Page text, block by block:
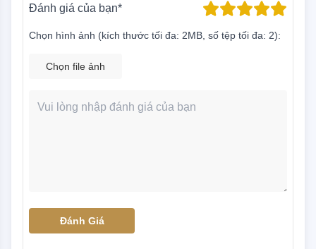
Đánh giá của bạn*
Chọn hình ảnh (kích thước tối đa: 2MB, số tệp tối đa: 2):
Chọn file ảnh
Đánh Giá